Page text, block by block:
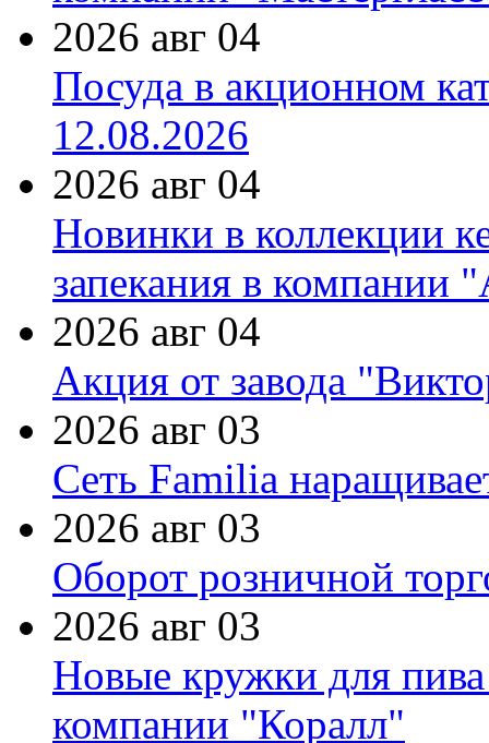
2026 авг 04
Посуда в акционном
12.08.2026
2026 авг 04
Новинки в коллекции
запекания в компании
2026 авг 04
Акция от завода
2026 авг 03
Сеть Familia
2026 авг 03
Оборот розничной
2026 авг 03
Новые кружки для
компании "Коралл"